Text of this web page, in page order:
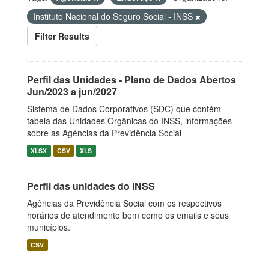
Instituto Nacional do Seguro Social - INSS
Filter Results
Perfil das Unidades - Plano de Dados Abertos
Jun/2023 a jun/2027
Sistema de Dados Corporativos (SDC) que contém
tabela das Unidades Orgânicas do INSS, informações
sobre as Agências da Previdência Social
XLSX CSV XLS
Perfil das unidades do INSS
Agências da Previdência Social com os respectivos
horários de atendimento bem como os emails e seus
municípios.
CSV